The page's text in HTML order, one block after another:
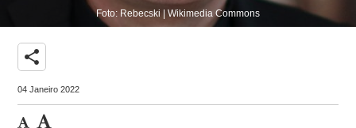
Foto: Rebecski | Wikimedia Commons
share
04 Janeiro 2022